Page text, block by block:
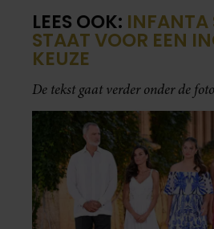
LEES OOK: INFANTA
STAAT VOOR EEN
KEUZE
De tekst gaat verder onder de